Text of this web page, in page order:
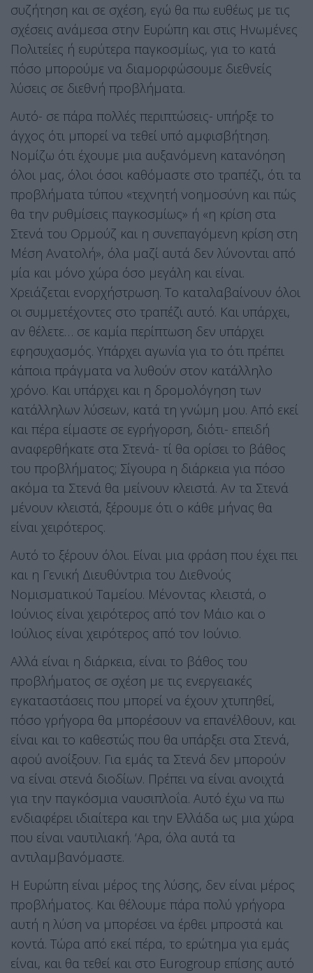
συζήτηση και σε σχέση, εγώ θα πω ευθέως με τις
σχέσεις ανάμεσα στην Ευρώπη και στις Ηνωμένες
Πολιτείες ή ευρύτερα παγκοσμίως, για το κατά
πόσο μπορούμε να διαμορφώσουμε διεθνείς
λύσεις σε διεθνή προβλήματα.
Αυτό- σε πάρα πολλές περιπτώσεις- υπήρξε το
άγχος ότι μπορεί να τεθεί υπό αμφισβήτηση.
Νομίζω ότι έχουμε μια αυξανόμενη κατανόηση
όλοι μας, όλοι όσοι καθόμαστε στο τραπέζι, ότι τα
προβλήματα τύπου «τεχνητή νοημοσύνη και πώς
θα την ρυθμίσεις παγκοσμίως» ή «η κρίση στα
Στενά του Ορμούζ και η συνεπαγόμενη κρίση στη
Μέση Ανατολή», όλα μαζί αυτά δεν λύνονται από
μία και μόνο χώρα όσο μεγάλη και είναι.
Χρειάζεται ενορχήστρωση. Το καταλαβαίνουν όλοι
οι συμμετέχοντες στο τραπέζι αυτό. Και υπάρχει,
αν θέλετε… σε καμία περίπτωση δεν υπάρχει
εφησυχασμός. Υπάρχει αγωνία για το ότι πρέπει
κάποια πράγματα να λυθούν στον κατάλληλο
χρόνο. Και υπάρχει και η δρομολόγηση των
κατάλληλων λύσεων, κατά τη γνώμη μου. Από εκεί
και πέρα είμαστε σε εγρήγορση, διότι- επειδή
αναφερθήκατε στα Στενά- τί θα ορίσει το βάθος
του προβλήματος; Σίγουρα η διάρκεια για πόσο
ακόμα τα Στενά θα μείνουν κλειστά. Αν τα Στενά
μένουν κλειστά, ξέρουμε ότι ο κάθε μήνας θα
είναι χειρότερος.
Αυτό το ξέρουν όλοι. Είναι μια φράση που έχει πει
και η Γενική Διευθύντρια του Διεθνούς
Νομισματικού Ταμείου. Μένοντας κλειστά, ο
Ιούνιος είναι χειρότερος από τον Μάιο και ο
Ιούλιος είναι χειρότερος από τον Ιούνιο.
Αλλά είναι η διάρκεια, είναι το βάθος του
προβλήματος σε σχέση με τις ενεργειακές
εγκαταστάσεις που μπορεί να έχουν χτυπηθεί,
πόσο γρήγορα θα μπορέσουν να επανέλθουν, και
είναι και το καθεστώς που θα υπάρξει στα Στενά,
αφού ανοίξουν. Για εμάς τα Στενά δεν μπορούν
να είναι στενά διοδίων. Πρέπει να είναι ανοιχτά
για την παγκόσμια ναυσιπλοΐα. Αυτό έχω να πω
ενδιαφέρει ιδιαίτερα και την Ελλάδα ως μια χώρα
που είναι ναυτιλιακή. ‘Αρα, όλα αυτά τα
αντιλαμβανόμαστε.
Η Ευρώπη είναι μέρος της λύσης, δεν είναι μέρος
προβλήματος. Και θέλουμε πάρα πολύ γρήγορα
αυτή η λύση να μπορέσει να έρθει μπροστά και
κοντά. Τώρα από εκεί πέρα, το ερώτημα για εμάς
είναι, και θα τεθεί και στο Eurogroup επίσης αυτό